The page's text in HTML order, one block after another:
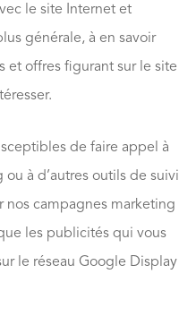
le site Internet et
générale, à en savoir
et offres figurant sur le site
de faire appel à
à d’autres outils de suivi
nos campagnes marketing
les publicités qui vous
le réseau Google Display